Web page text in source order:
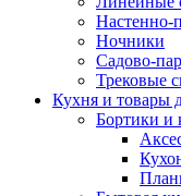
Настенно-
Ночники
Садово-
Трековые
Кухня и товары
Бортики и